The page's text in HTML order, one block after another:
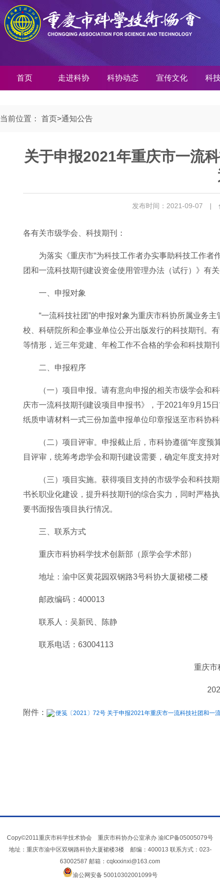
首页 走进科协 科协动态 宣传文化 科
当前位置： 首页>通知公告
关于申报2021年重庆市一流
发布时间：2021-09-07 |
各有关市级学会、科技期刊：
为落实《重庆市“为科技工作者办实事助科技工作
团和一流科技期刊建设资金使用管理办法（试行）》有
一、申报对象
“一流科技社团”的申报对象为重庆市科协所属业务
校、科研院所和企事业单位公开出版发行的科技期刊。
等情形，近三年党建、年检工作不合格的学会和科技期
二、申报程序
（一）项目申报。请有意向申报的相关市级学会和
庆市一流科技期刊建设项目申报书》，于2021年9月15
纸质申请材料一式三份加盖申报单位印章报送至市科协
（二）项目评审。申报截止后，市科协遵循“年度
目评审，统筹考虑学会和期刊建设需要，确定年度支持
（三）项目实施。获得项目支持的市级学会和科技
书长职业化建设，提升科技期刊的综合实力，同时严格
要书面报告项目执行情况。
三、联系方式
重庆市科协科学技术创新部（原学会学术部）
地址：渝中区黄花园双钢路3号科协大厦裙楼二楼
邮政编码：400013
联系人：吴新民、陈静
联系电话：63004113
重庆
附件： 便笺〔2021〕72号 关于申报2021年重庆市一流科技社团和一
Copy©2011重庆市科学技术协会 重庆市科协办公室承办 渝ICP备05005079号
地址：重庆市渝中区双钢路科协大厦裙楼3楼 邮编：400013 联系方式：023-
63002587 邮箱：cqkxxinxi@163.com
渝公网安备 50010302001099号